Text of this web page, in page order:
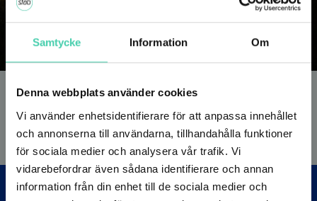
Samtycke Information Om
Denna webbplats använder cookies
Vi använder enhetsidentifierare för att anpassa innehållet
och annonserna till användarna, tillhandahålla funktioner
för sociala medier och analysera vår trafik. Vi
vidarebefordrar även sådana identifierare och annan
information från din enhet till de sociala medier och
inriktning på miljö- och/eller hållbarhet.